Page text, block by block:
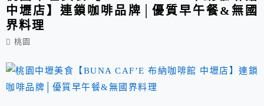
中壢店】連鎖咖啡品牌│優質早午餐&無國
界料理
桃園